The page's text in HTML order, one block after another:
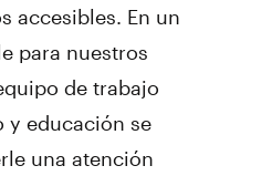
accesibles. En un
para nuestros
de trabajo
y educación se
una atención